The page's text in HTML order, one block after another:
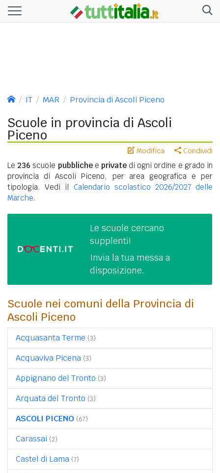
IT MAR Provincia di Ascoli Piceno
Scuole in provincia di Ascoli
Piceno
Modifica Condividi
Le 236 scuole pubblichee privatedi ogni ordine e grado in
provincia di Ascoli Piceno, per area geografica e per
tipologia. Vedi il Calendario scolastico 2026/2027 delle
Marche.
Le scuole cercano
supplenti!
Invia la tua messa a
disposizione.
Scuole nei comuni della Provincia di
Ascoli Piceno
Acquasanta Terme (3)
Acquaviva Picena (3)
Appignano del Tronto (3)
Arquata del Tronto (3)
ASCOLI PICENO (67)
Carassai (2)
Castel di Lama (7)